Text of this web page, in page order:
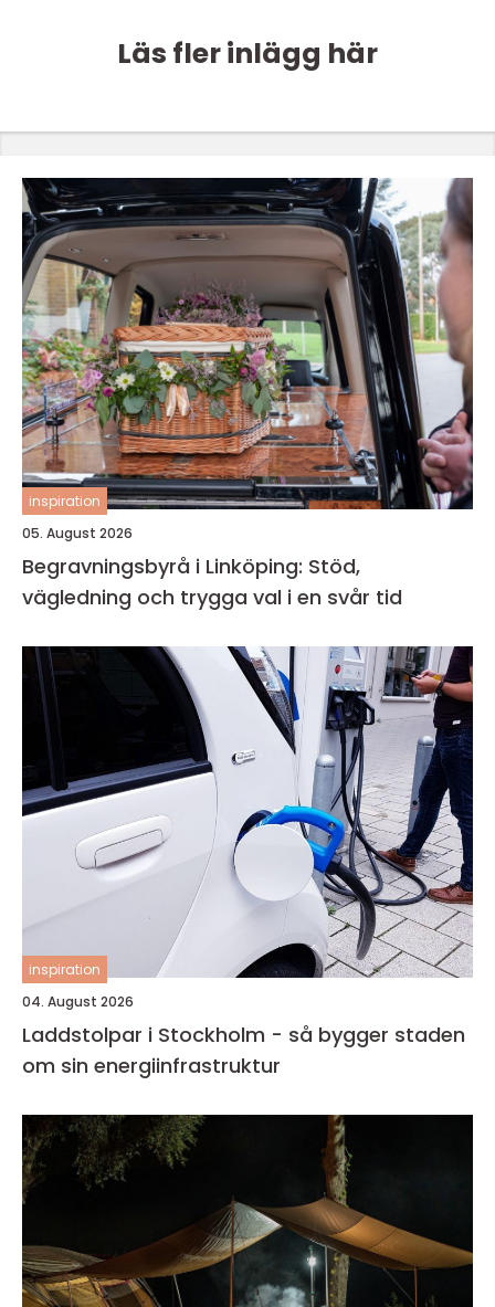
Läs fler inlägg här
inspiration
05. August 2026
Begravningsbyrå i Linköping: Stöd,
vägledning och trygga val i en svår tid
inspiration
04. August 2026
Laddstolpar i Stockholm - så bygger staden
om sin energiinfrastruktur